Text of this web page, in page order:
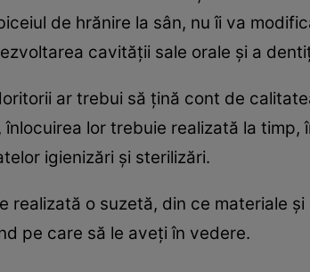
de hrănire la sân, nu îi va
cavității sale orale și a
ar trebui să țină cont de
lor trebuie realizată la timp,
igienizări și sterilizări.
o suzetă, din ce materiale
pe care să le aveți în vedere.